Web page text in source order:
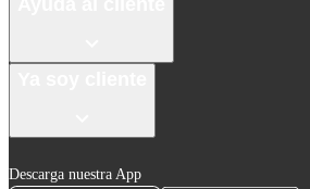
Descarga nuestra App